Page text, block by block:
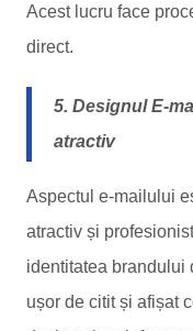
Acest lucru face
direct.
5. Designul E-
atractiv
Aspectul e-mailului
atractiv și
identitatea brandului
ușor de citit și afișat